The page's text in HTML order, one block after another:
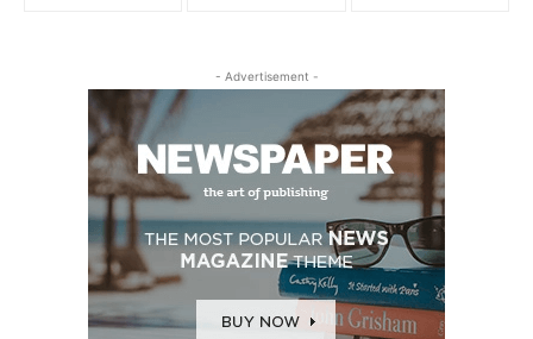
- Advertisement -